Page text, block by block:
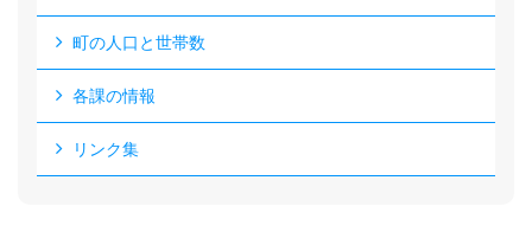
町の人口と世帯数
各課の情報
リンク集